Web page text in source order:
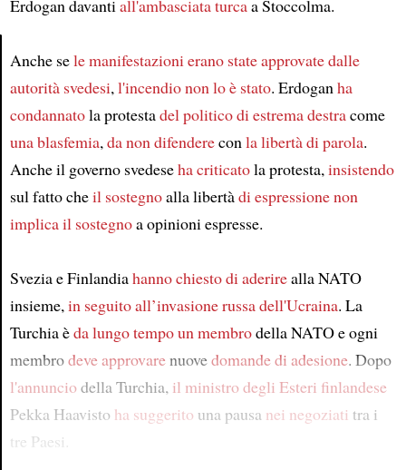
Article
Erdogan davanti all'ambasciata turcaa Stoccolma.
Anche sele manifestazioni erano state approvatedalle
autorità svedesi, l'incendio non lo è stato. Erdogan ha
condannatola protestadel politico di estrema destracome
una blasfemia, da non difenderecon la libertà di parola.
Anche il governo svedeseha criticatola protesta, insistendo
sul fatto cheil sostegnoalla libertàdi espressionenon
implica il sostegnoa opinioni espresse.
Svezia e Finlandiahanno chiesto di aderirealla NATO
insieme, in seguito all’invasione russadell'Ucraina. La
Turchia èda lungo tempo un membrodella NATO e ogni
membrodeve approvarenuovedomande di adesione. Dopo
l'annunciodella Turchia, il ministro degli Esteri finlandese
Pekka Haavisto ha suggerito una pausa nei negoziati tra i
tre Paesi.